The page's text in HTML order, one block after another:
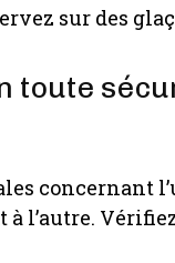
sur des
toute
concernant
l’autre.